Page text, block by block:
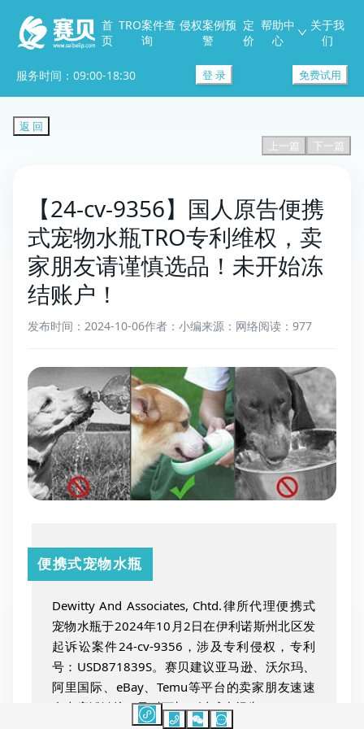
首
页
TRO案件查
询
侵权案例预
警
定
价
帮助中
心
关于我
们
服务时间：09:00-18:30 登 录 免费试用
返 回
上一篇
下一篇
【24-cv-9356】国人原告便携
式宠物水瓶TRO专利维权，卖
家朋友请谨慎选品！未开始冻
结账户！
发布时间：2024-10-06作者：小编来源：网络阅读：977
便携式宠物水瓶
Dewitty And Associates, Chtd.律所代理便携式
宠物水瓶于2024年10月2日在伊利诺斯州北区发
起诉讼案件24-cv-9356，涉及专利侵权，专利
号：USD871839S。赛贝建议亚马逊、沃尔玛、
阿里国际、eBay、Temu等平台的卖家朋友速速
自查店铺链接，及时下架，以减少损失。